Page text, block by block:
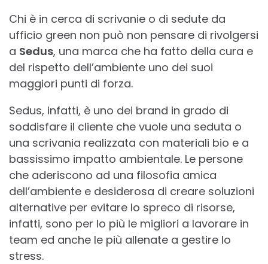
Chi è in cerca di scrivanie o di sedute da
ufficio green non può non pensare di rivolgersi
a Sedus, una marca che ha fatto della cura e
del rispetto dell’ambiente uno dei suoi
maggiori punti di forza.
Sedus, infatti, è uno dei brand in grado di
soddisfare il cliente che vuole una seduta o
una scrivania realizzata con materiali bio e a
bassissimo impatto ambientale. Le persone
che aderiscono ad una filosofia amica
dell’ambiente e desiderosa di creare soluzioni
alternative per evitare lo spreco di risorse,
infatti, sono per lo più le migliori a lavorare in
team ed anche le più allenate a gestire lo
stress.